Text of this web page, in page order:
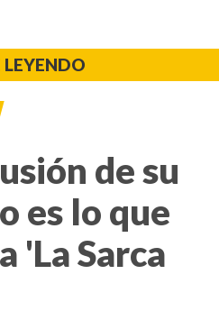
LEYENDO
de su
es lo que
'La Sarca